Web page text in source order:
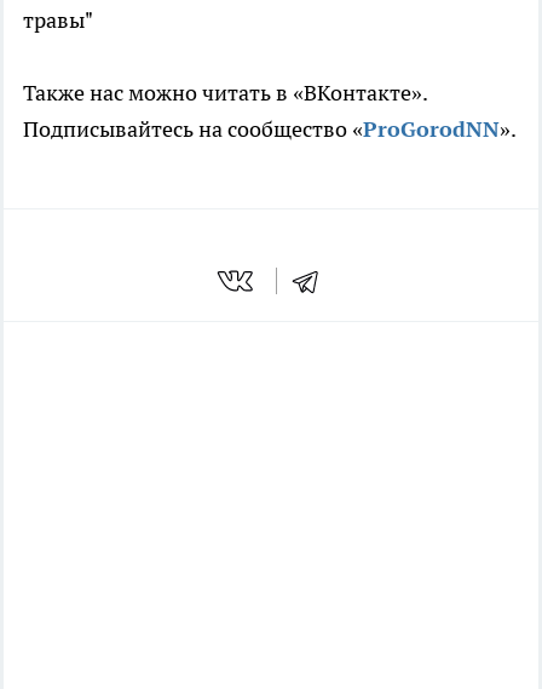
травы"
Также нас можно читать в «ВКонтакте».
Подписывайтесь на сообщество «ProGorodNN».